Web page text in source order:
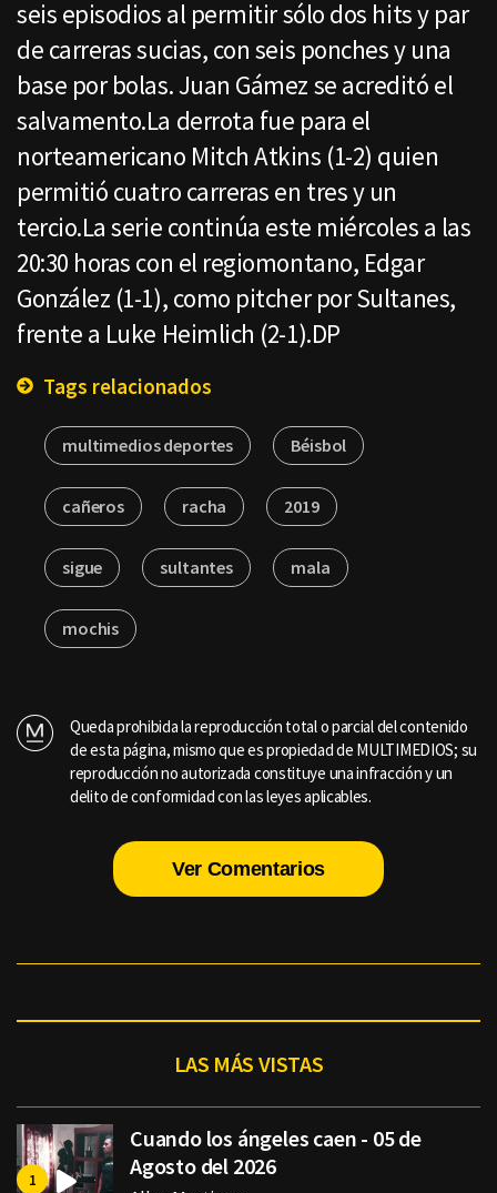
seis episodios al permitir sólo dos hits y par
de carreras sucias, con seis ponches y una
base por bolas. Juan Gámez se acreditó el
salvamento.La derrota fue para el
norteamericano Mitch Atkins (1-2) quien
permitió cuatro carreras en tres y un
tercio.La serie continúa este miércoles a las
20:30 horas con el regiomontano, Edgar
González (1-1), como pitcher por Sultanes,
frente a Luke Heimlich (2-1).DP
Tags relacionados
multimedios deportes Béisbol
cañeros racha 2019
sigue sultantes mala
mochis
Queda prohibida la reproducción total o parcial del contenido
de esta página, mismo que es propiedad de MULTIMEDIOS; su
reproducción no autorizada constituye una infracción y un
delito de conformidad con las leyes aplicables.
Ver Comentarios
LAS MÁS VISTAS
Cuando los ángeles caen - 05 de
Agosto del 2026